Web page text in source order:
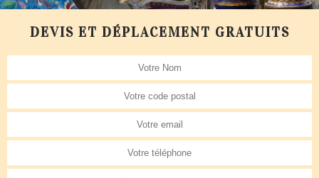
DEVIS ET DÉPLACEMENT GRATUITS